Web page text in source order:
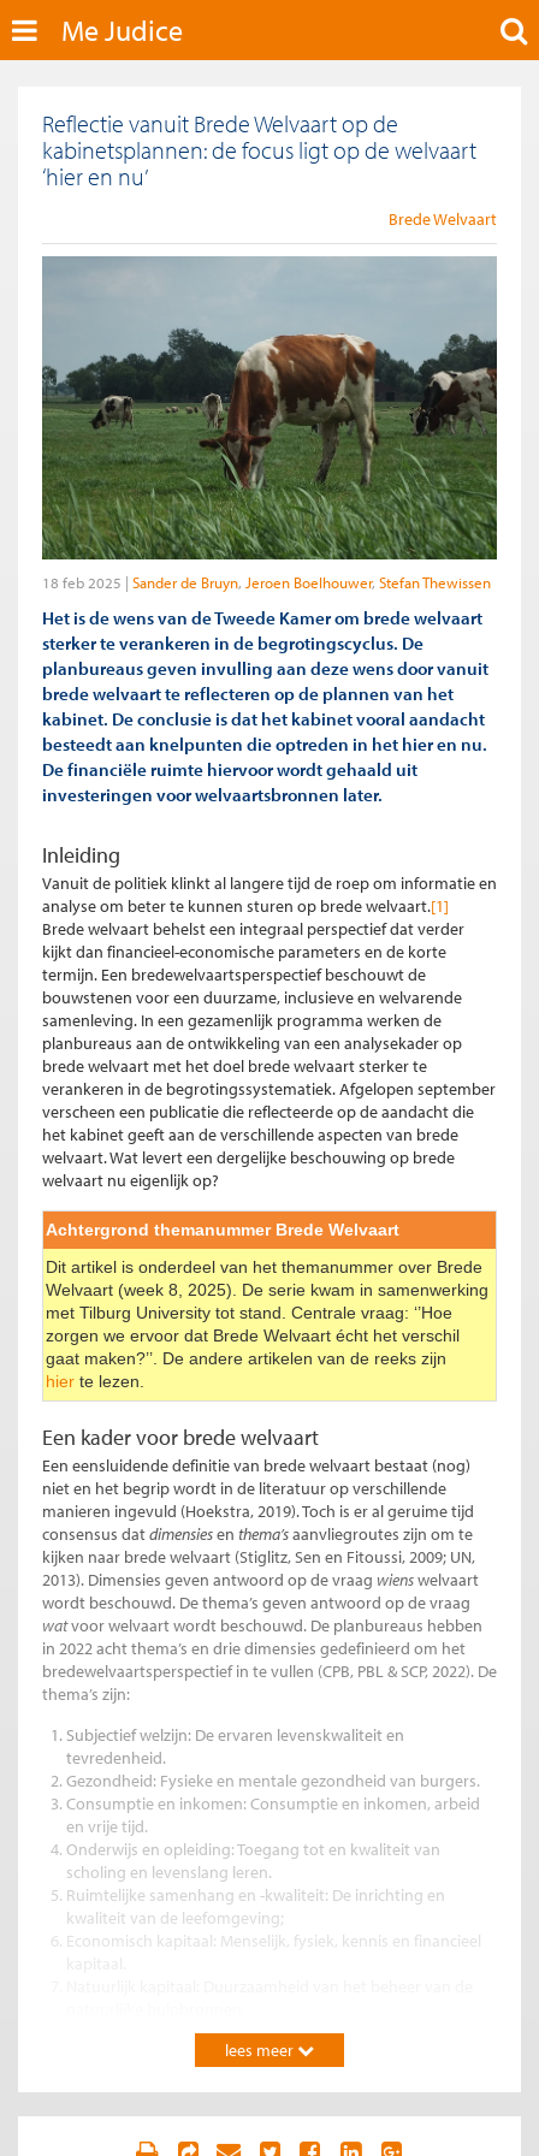
Me Judice
Reflectie vanuit Brede Welvaart op de
kabinetsplannen: de focus ligt op de welvaart
‘hier en nu’
Brede Welvaart
18 feb 2025 Sander de Bruyn Jeroen Boelhouwer Stefan Thewissen
Het is de wens van de Tweede Kamer om brede welvaart
sterker te verankeren in de begrotingscyclus. De
planbureaus geven invulling aan deze wens door vanuit
brede welvaart te reflecteren op de plannen van het
kabinet. De conclusie is dat het kabinet vooral aandacht
besteedt aan knelpunten die optreden in het hier en nu.
De financiële ruimte hiervoor wordt gehaald uit
investeringen voor welvaartsbronnen later.
Inleiding
Vanuit de politiek klinkt al langere tijd de roep om informatie en
analyse om beter te kunnen sturen op brede welvaart.[1]
Brede welvaart behelst een integraal perspectief dat verder
kijkt dan financieel-economische parameters en de korte
termijn. Een bredewelvaartsperspectief beschouwt de
bouwstenen voor een duurzame, inclusieve en welvarende
samenleving. In een gezamenlijk programma werken de
planbureaus aan de ontwikkeling van een analysekader op
brede welvaart met het doel brede welvaart sterker te
verankeren in de begrotingssystematiek. Afgelopen september
verscheen een publicatie die reflecteerde op de aandacht die
het kabinet geeft aan de verschillende aspecten van brede
welvaart. Wat levert een dergelijke beschouwing op brede
welvaart nu eigenlijk op?
Achtergrond themanummer Brede Welvaart
Dit artikel is onderdeel van het themanummer over Brede
Welvaart (week 8, 2025). De serie kwam in samenwerking
met Tilburg University tot stand. Centrale vraag: ‘’Hoe
zorgen we ervoor dat Brede Welvaart écht het verschil
gaat maken?’’. De andere artikelen van de reeks zijn
hier te lezen.
Een kader voor brede welvaart
Een eensluidende definitie van brede welvaart bestaat (nog)
niet en het begrip wordt in de literatuur op verschillende
manieren ingevuld (Hoekstra, 2019). Toch is er al geruime tijd
consensus datdimensiesen thema’saanvliegroutes zijn om te
kijken naar brede welvaart (Stiglitz, Sen en Fitoussi, 2009; UN,
2013). Dimensies geven antwoord op de vraag wienswelvaart
wordt beschouwd. De thema’s geven antwoord op de vraag
watvoor welvaart wordt beschouwd. De planbureaus hebben
in 2022 acht thema’s en drie dimensies gedefinieerd om het
bredewelvaartsperspectief in te vullen (CPB, PBL & SCP, 2022). De
thema’s zijn:
Subjectief welzijn: De ervaren levenskwaliteit en
tevredenheid.
Gezondheid: Fysieke en mentale gezondheid van burgers.
Consumptie en inkomen: Consumptie en inkomen, arbeid
en vrije tijd.
Onderwijs en opleiding: Toegang tot en kwaliteit van
scholing en levenslang leren.
Ruimtelijke samenhang en -kwaliteit: De inrichting en
kwaliteit van de leefomgeving;
Economisch kapitaal: Menselijk, fysiek, kennis en financieel
Sociaal kapitaal: Vertrouwen en cohesie binnen de
Deze thema’s kunnen worden toegepast op de drie dimensies
van brede welvaart: ‘hier en nu’ (huidige generatie), ‘later’
(toekomstige generaties) en ‘elders’ (effecten op andere
lees meer